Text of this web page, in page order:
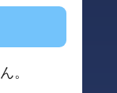
。